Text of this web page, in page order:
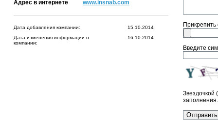
Адрес в интернете
www.insnab.com
Дата добавления компании:
15.10.2014
Дата изменения информации о
компании:
16.10.2014
Введите
Звездочкой
заполнения.